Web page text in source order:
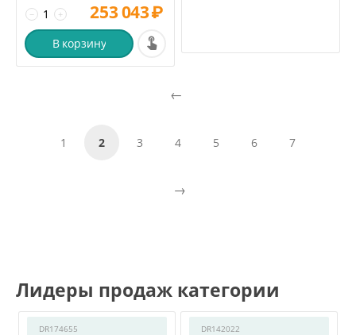
+
− 253 043₽
В корзину
1 2 3 4 5 6 7
Лидеры продаж категории
DR174655 DR142022